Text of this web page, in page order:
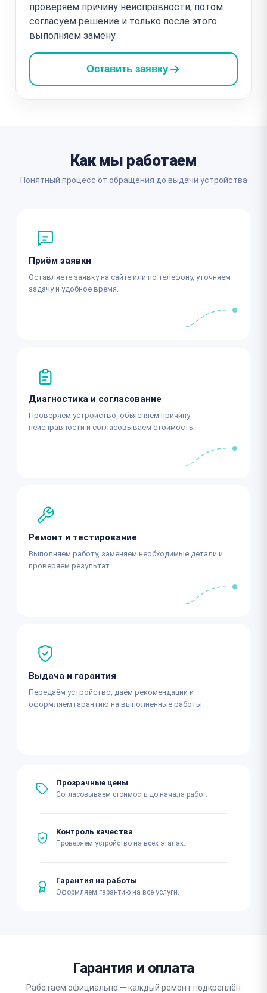
проверяем причину неисправности, потом
согласуем решение и только после этого
выполняем замену.
Оставить заявку
Как мы работаем
Понятный процесс от обращения до выдачи устройства
Приём заявки
Оставляете заявку на сайте или по телефону, уточняем
задачу и удобное время.
Диагностика и согласование
Проверяем устройство, объясняем причину
неисправности и согласовываем стоимость.
Ремонт и тестирование
Выполняем работу, заменяем необходимые детали и
проверяем результат.
Выдача и гарантия
Передаём устройство, даём рекомендации и
оформляем гарантию на выполненные работы.
Прозрачные цены
Согласовываем стоимость до начала работ.
Контроль качества
Проверяем устройство на всех этапах.
Гарантия на работы
Оформляем гарантию на все услуги.
Гарантия и оплата
Работаем официально — каждый ремонт подкреплён